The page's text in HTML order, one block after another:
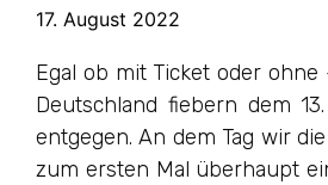
17. August 2022
Egal ob mit Ticket oder ohne
Deutschland fiebern dem
entgegen. An dem Tag wir die
zum ersten Mal überhaupt